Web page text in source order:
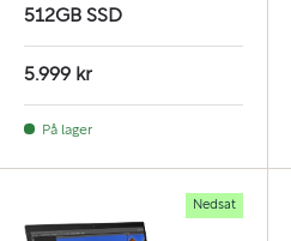
512GB SSD
5.999 kr
På lager
Nedsat